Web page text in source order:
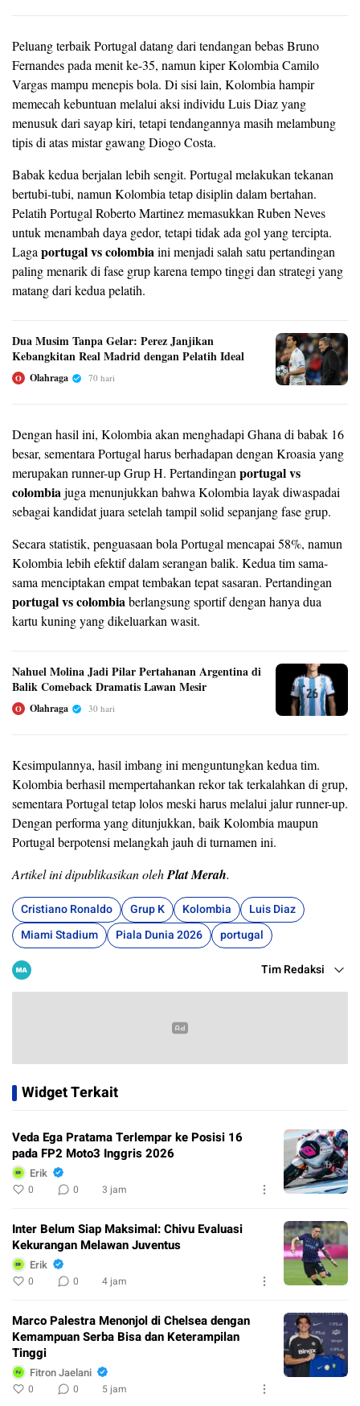
Peluang terbaik Portugal datang dari tendangan bebas Bruno
Fernandes pada menit ke-35, namun kiper Kolombia Camilo
Vargas mampu menepis bola. Di sisi lain, Kolombia hampir
memecah kebuntuan melalui aksi individu Luis Diaz yang
menusuk dari sayap kiri, tetapi tendangannya masih melambung
tipis di atas mistar gawang Diogo Costa.
Babak kedua berjalan lebih sengit. Portugal melakukan tekanan
bertubi-tubi, namun Kolombia tetap disiplin dalam bertahan.
Pelatih Portugal Roberto Martinez memasukkan Ruben Neves
untuk menambah daya gedor, tetapi tidak ada gol yang tercipta.
Laga portugal vs colombiaini menjadi salah satu pertandingan
paling menarik di fase grup karena tempo tinggi dan strategi yang
matang dari kedua pelatih.
Dua Musim Tanpa Gelar: Perez Janjikan
Kebangkitan Real Madrid dengan Pelatih Ideal
O Olahraga 70 hari
Dengan hasil ini, Kolombia akan menghadapi Ghana di babak 16
besar, sementara Portugal harus berhadapan dengan Kroasia yang
merupakan runner-up Grup H. Pertandingan portugal vs
colombiajuga menunjukkan bahwa Kolombia layak diwaspadai
sebagai kandidat juara setelah tampil solid sepanjang fase grup.
Secara statistik, penguasaan bola Portugal mencapai 58%, namun
Kolombia lebih efektif dalam serangan balik. Kedua tim sama-
sama menciptakan empat tembakan tepat sasaran. Pertandingan
portugal vs colombiaberlangsung sportif dengan hanya dua
kartu kuning yang dikeluarkan wasit.
Nahuel Molina Jadi Pilar Pertahanan Argentina di
Balik Comeback Dramatis Lawan Mesir
O Olahraga 30 hari
Kesimpulannya, hasil imbang ini menguntungkan kedua tim.
Kolombia berhasil mempertahankan rekor tak terkalahkan di grup,
sementara Portugal tetap lolos meski harus melalui jalur runner-up.
Dengan performa yang ditunjukkan, baik Kolombia maupun
Portugal berpotensi melangkah jauh di turnamen ini.
Artikel ini dipublikasikan olehPlat Merah.
Cristiano Ronaldo Grup K Kolombia
Luis Diaz
Miami Stadium
Piala Dunia 2026 portugal
Tim Redaksi
Widget Terkait
Veda Ega Pratama Terlempar ke Posisi 16
pada FP2 Moto3 Inggris 2026
Erik
0 0 3 jam
Inter Belum Siap Maksimal: Chivu Evaluasi
Kekurangan Melawan Juventus
Erik
0 0 4 jam
Marco Palestra Menonjol di Chelsea dengan
Kemampuan Serba Bisa dan Keterampilan
Tinggi
Fitron Jaelani
0 0 5 jam